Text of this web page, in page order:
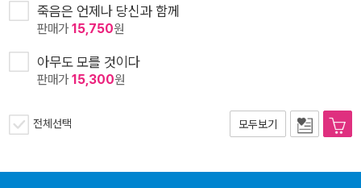
죽음은 언제나 당신과 함께
판매가15,750원
아무도 모를 것이다
판매가15,300원
전체선택 모두보기